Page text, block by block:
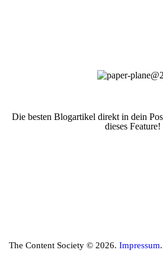
Die besten Blogartikel direkt in dein
dieses Feature!
The Content Society © 2026. Impressum.